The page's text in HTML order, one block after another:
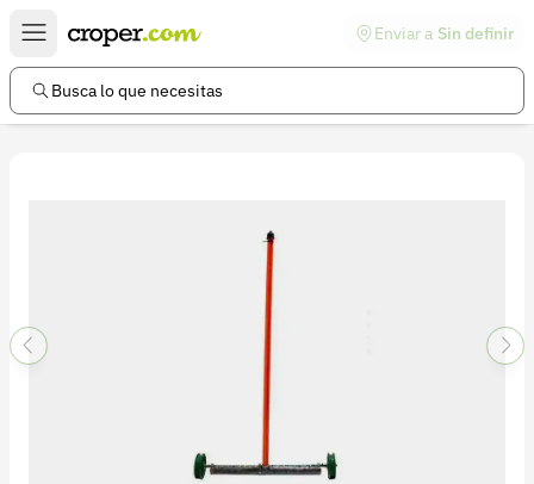
Enviar a Sin definir
Busca lo que necesitas
Enlaces de interés
Preguntas frecuentes
Política de privacidad